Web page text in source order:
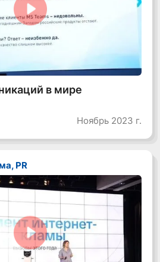
в мире
Ноябрь 2023 г.
PR
Смотреть видео